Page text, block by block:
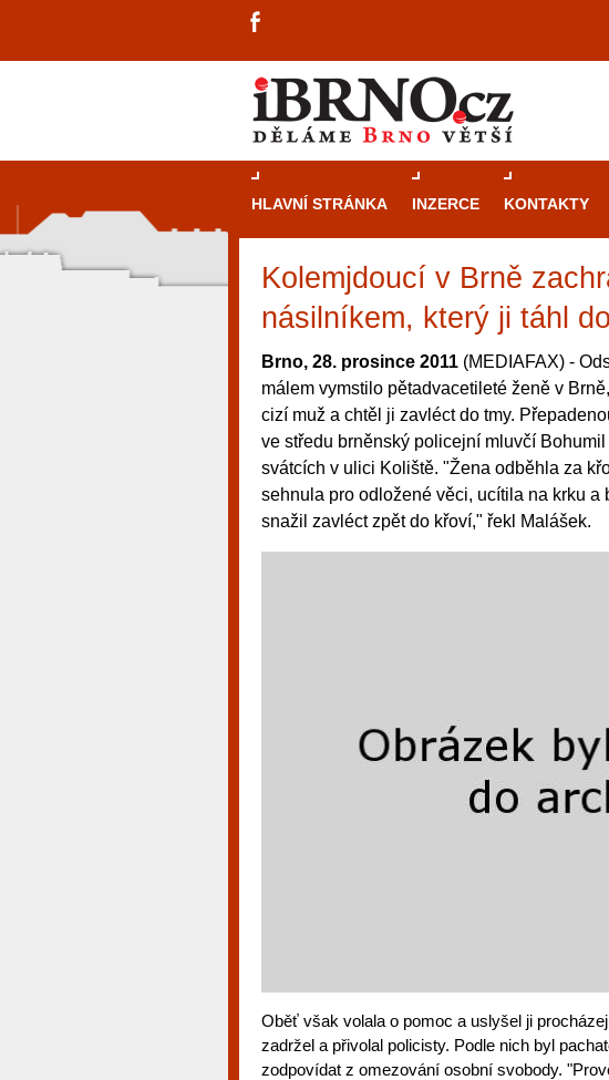
HLAVNÍ STRÁNKA INZERCE KONTAKTY
Kolemjdoucí v Brně
násilníkem, který ji táhl
Brno, 28. prosince 2011 (MEDIAFAX) -
málem vymstilo pětadvacetileté ženě v
cizí muž a chtěl ji zavléct do tmy.
ve středu brněnský policejní mluvčí
svátcích v ulici Koliště. "Žena odběhla za
sehnula pro odložené věci, ucítila na krku a
snažil zavléct zpět do křoví," řekl Malášek.
Oběť však volala o pomoc a uslyšel ji
zadržel a přivolal policisty. Podle nich byl
zodpovídat z omezování osobní svobody.
rulety
Brno je
různé
rulety
návštěvníky, tak pro příležitostné hráče. V...